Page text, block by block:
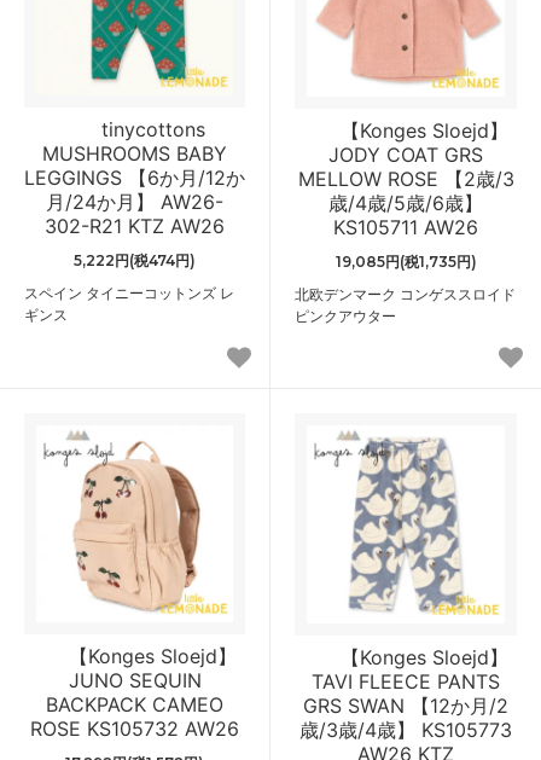
tinycottons
MUSHROOMS BABY
LEGGINGS 【6か月/12か
月/24か月】 AW26-
302-R21 KTZ AW26
5,222円(税474円)
スペイン タイニーコットンズ レ
ギンス
【Konges Sloejd】
JODY COAT GRS
MELLOW ROSE 【2歳/3
歳/4歳/5歳/6歳】
KS105711 AW26
19,085円(税1,735円)
北欧デンマーク コンゲススロイド
ピンクアウター
【Konges Sloejd】
JUNO SEQUIN
BACKPACK CAMEO
ROSE KS105732 AW26
【Konges Sloejd】
TAVI FLEECE PANTS
GRS SWAN 【12か月/2
歳/3歳/4歳】 KS105773
AW26 KTZ